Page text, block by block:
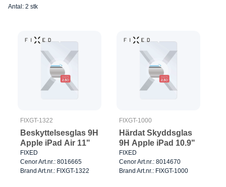
Antal: 2 stk
FIXGT-1322
Beskyttelsesglas 9H
Apple iPad Air 11"
FIXED
Cenor Art.nr.: 8016665
Brand Art.nr.: FIXGT-1322
FIXGT-1000
Härdat Skyddsglas
9H Apple iPad 10.9"
FIXED
Cenor Art.nr.: 8014670
Brand Art.nr.: FIXGT-1000